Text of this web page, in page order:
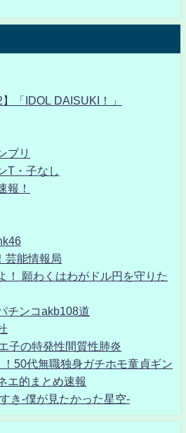
「IDOL DAISUKI！」
プリ
T・子なし
報！
芸能情報局
！ 願わくはわがドル円を守りた
チンコakb108道
子の特発性間質性肺炎
50代無職独身ガチホモ童貞ギン
エ的まとめ速報
き-僕が見たかった星空-